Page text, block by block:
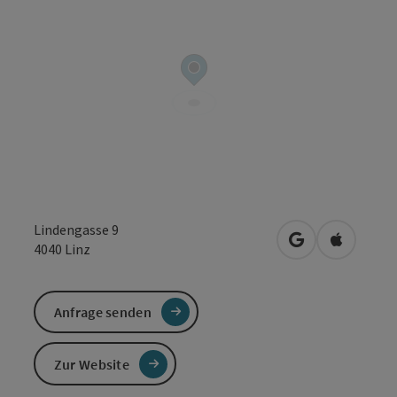
Lindengasse 9
4040 Linz in Googlein Apple
Anfrage senden
Zur Website